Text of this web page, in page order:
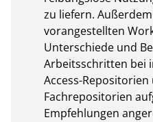
zu liefern.
vorangestellten
Unterschiede und
Arbeitsschritten bei
Access-Repositorien
Fachrepositorien
Empfehlungen